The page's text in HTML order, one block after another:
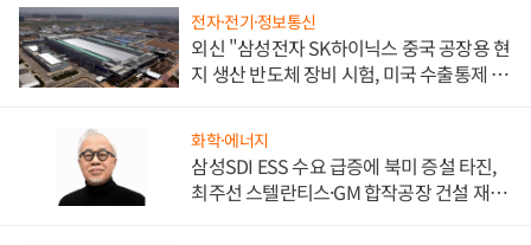
전자·전기·정보통신
외신 "삼성전자 SK하이닉스 중국 공장용 현
지 생산 반도체 장비 시험, 미국 수출통제 대
화학·에너지
삼성SDI ESS 수요 급증에 북미 증설 타진,
최주선 스텔란티스·GM 합작공장 건설 재추